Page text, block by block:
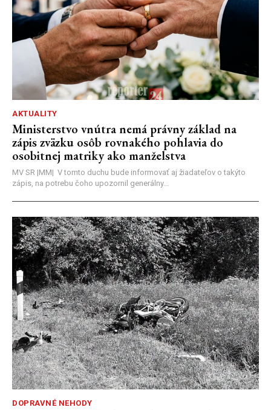
AKTUALITY
Ministerstvo vnútra nemá právny základ na
zápis zväzku osôb rovnakého pohlavia do
osobitnej matriky ako manželstva
MV SR |MM| V tomto duchu bude informovať aj žiadateľov o takýto
zápis, na potrebu čoho upozornil generálny...
DOPRAVNÉ NEHODY